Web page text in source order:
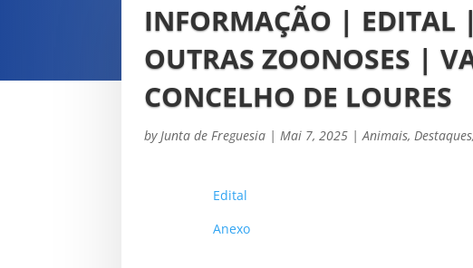
INFORMAÇÃO | EDITAL
OUTRAS ZOONOSES |
CONCELHO DE LOURES
by Junta de Freguesia | Mai 7, 2025 |Animais, Destaques,
Edital
Anexo